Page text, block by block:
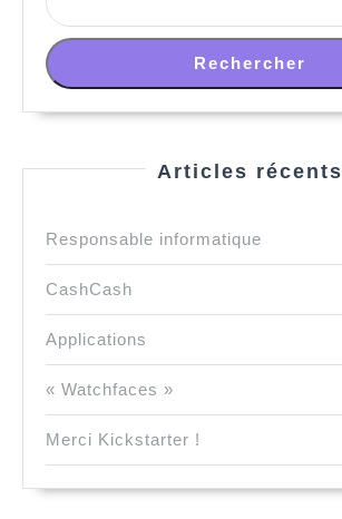
Rechercher
Articles récents
Responsable informatique
CashCash
Applications
« Watchfaces »
Merci Kickstarter !